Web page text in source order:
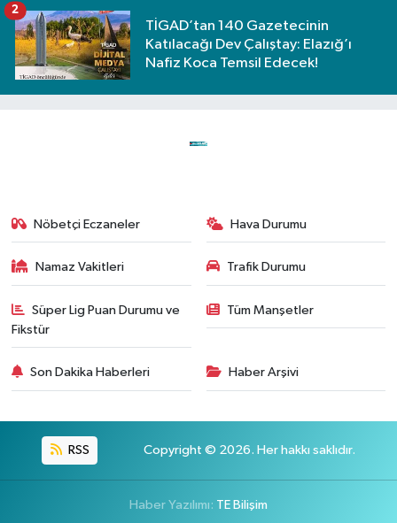
TİGAD’tan 140 Gazetecinin
Katılacağı Dev Çalıştay: Elazığ’ı
Nafiz Koca Temsil Edecek!
2
Nöbetçi Eczaneler Hava Durumu
Namaz Vakitleri Trafik Durumu
Süper Lig Puan Durumu ve
Fikstür
Tüm Manşetler
Son Dakika Haberleri Haber Arşivi
RSS Copyright © 2026. Her hakkı saklıdır.
Haber Yazılımı: TE Bilişim